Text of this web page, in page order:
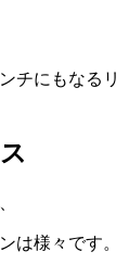
チにもなるリ
は様々です。